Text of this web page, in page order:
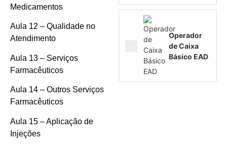
Medicamentos
Aula 12 – Qualidade no
Atendimento
Aula 13 – Serviços
Farmacêuticos
Aula 14 – Outros Serviços
Farmacêuticos
Aula 15 – Aplicação de
Injeções
Operador
de Caixa
Básico EAD